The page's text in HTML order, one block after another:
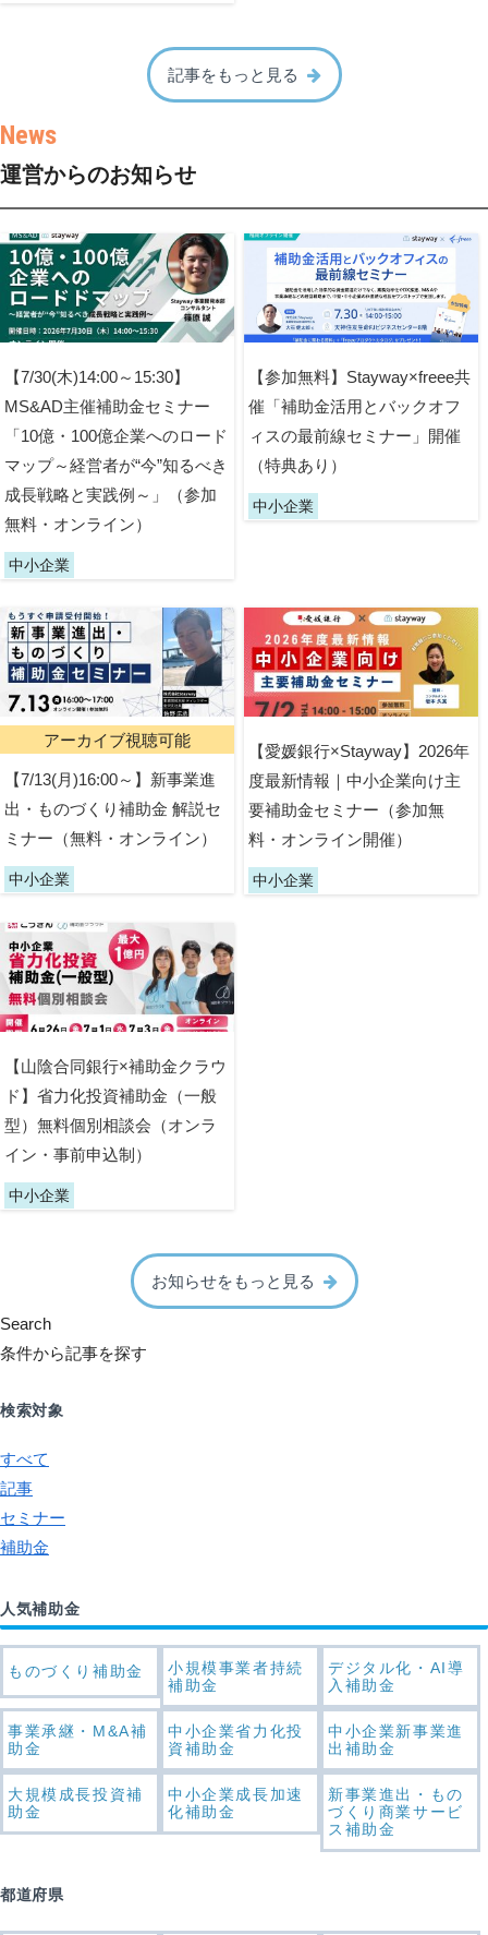
記事をもっと見る
運営からのお知らせ
【7/30(木)14:00～15:30】
MS&AD主催補助金セミナー
「10億・100億企業へのロード
マップ～経営者が“今”知るべき
成長戦略と実践例～」（参加
無料・オンライン）
中小企業
【参加無料】Stayway×freee共
催「補助金活用とバックオフ
ィスの最前線セミナー」開催
（特典あり）
中小企業
アーカイブ視聴可能
【7/13(月)16:00～】新事業進
出・ものづくり補助金 解説セ
ミナー（無料・オンライン）
中小企業
【愛媛銀行×Stayway】2026年
度最新情報｜中小企業向け主
要補助金セミナー（参加無
料・オンライン開催）
中小企業
【山陰合同銀行×補助金クラウ
ド】省力化投資補助金（一般
型）無料個別相談会（オンラ
イン・事前申込制）
中小企業
お知らせをもっと見る
Search
条件から記事を探す
検索対象
すべて
記事
セミナー
補助金
人気補助金
ものづくり補助金
小規模事業者持続
補助金
デジタル化・AI導
入補助金
事業承継・M&A補
助金
中小企業省力化投
資補助金
中小企業新事業進
出補助金
大規模成長投資補
助金
中小企業成長加速
化補助金
新事業進出・もの
づくり商業サービ
ス補助金
都道府県